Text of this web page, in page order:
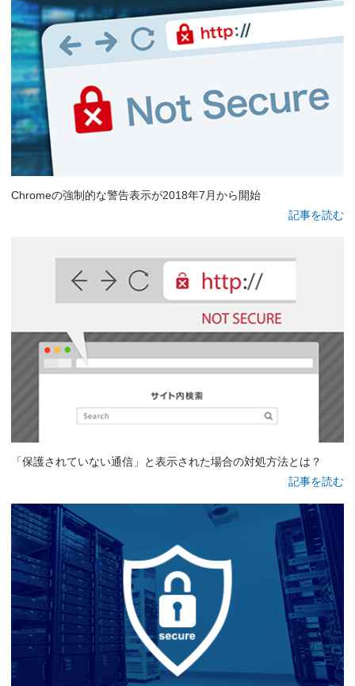
Chromeの強制的な警告表示が2018年7月から開始
記事を読む
「保護されていない通信」と表示された場合の対処方法とは？
記事を読む